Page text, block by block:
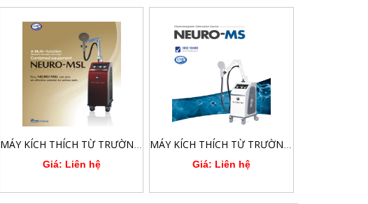
MÁY KÍCH THÍCH TỪ TRƯỜNG KẾT HỢP LASER ĐIỀU TRỊ THẦN KINH XUYÊN SỌ VÀ XƯƠNG KHỚP
Giá: Liên hệ
MÁY KÍCH THÍCH TỪ TRƯỜNG ĐIỀU TRỊ THẦN KINH XUYÊN SỌ VÀ XƯƠNG KHỚP
Giá: Liên hệ